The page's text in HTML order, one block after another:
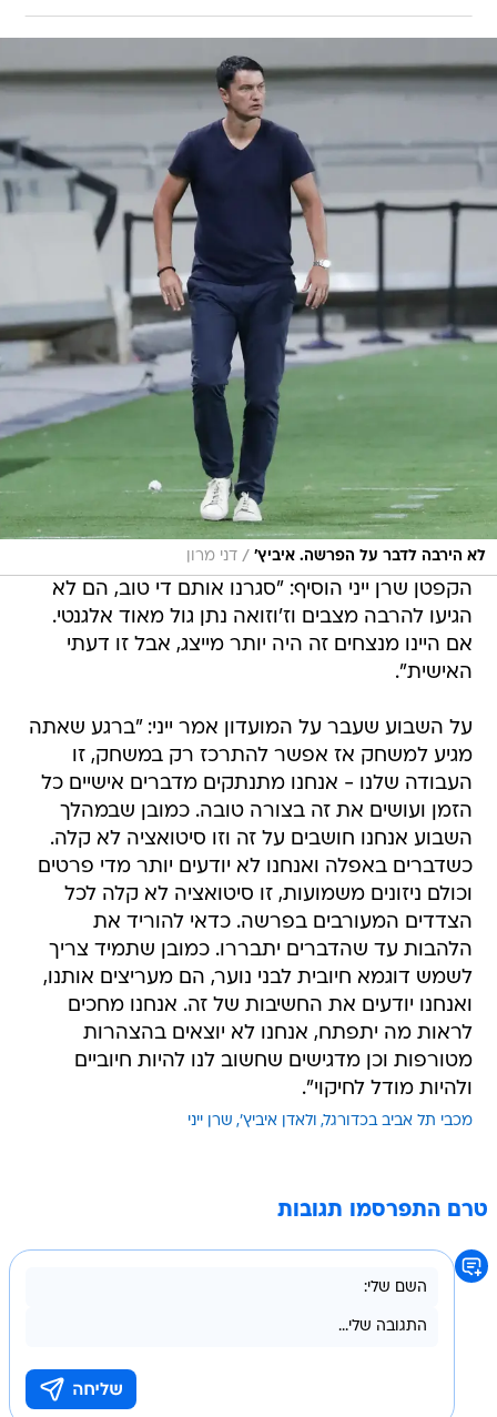
לא הירבה לדבר על הפרשה. איביץ' / דני מרון
הקפטן שרן ייני הוסיף: "סגרנו אותם די טוב, הם לא
הגיעו להרבה מצבים וז'וזואה נתן גול מאוד אלגנטי.
אם היינו מנצחים זה היה יותר מייצג, אבל זו דעתי
האישית".
על השבוע שעבר על המועדון אמר ייני: "ברגע שאתה
מגיע למשחק אז אפשר להתרכז רק במשחק, זו
העבודה שלנו - אנחנו מתנתקים מדברים אישיים כל
הזמן ועושים את זה בצורה טובה. כמובן שבמהלך
השבוע אנחנו חושבים על זה וזו סיטואציה לא קלה.
כשדברים באפלה ואנחנו לא יודעים יותר מדי פרטים
וכולם ניזונים משמועות, זו סיטואציה לא קלה לכל
הצדדים המעורבים בפרשה. כדאי להוריד את
הלהבות עד שהדברים יתבררו. כמובן שתמיד צריך
לשמש דוגמא חיובית לבני נוער, הם מעריצים אותנו,
ואנחנו יודעים את החשיבות של זה. אנחנו מחכים
לראות מה יתפתח, אנחנו לא יוצאים בהצהרות
מטורפות וכן מדגישים שחשוב לנו להיות חיוביים
ולהיות מודל לחיקוי".
מכבי תל אביב בכדורגל ולאדן איביץ' שרן ייני
טרם התפרסמו תגובות